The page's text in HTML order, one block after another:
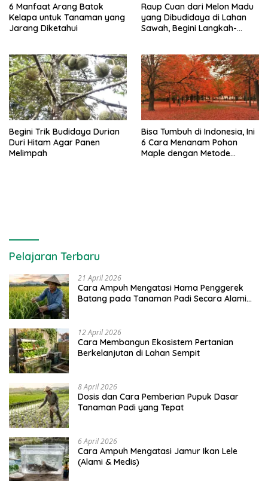
6 Manfaat Arang Batok
Kelapa untuk Tanaman yang
Jarang Diketahui
Raup Cuan dari Melon Madu
yang Dibudidaya di Lahan
Sawah, Begini Langkah-
Begini Trik Budidaya Durian
Duri Hitam Agar Panen
Melimpah
Bisa Tumbuh di Indonesia, Ini
6 Cara Menanam Pohon
Maple dengan Metode
Pelajaran Terbaru
21 April 2026
Cara Ampuh Mengatasi Hama Penggerek
Batang pada Tanaman Padi Secara Alami
12 April 2026
Cara Membangun Ekosistem Pertanian
Berkelanjutan di Lahan Sempit
8 April 2026
Dosis dan Cara Pemberian Pupuk Dasar
Tanaman Padi yang Tepat
6 April 2026
Cara Ampuh Mengatasi Jamur Ikan Lele
(Alami & Medis)